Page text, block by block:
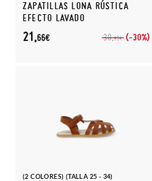
ZAPATILLAS LONA RÚSTICA
EFECTO LAVADO
30,95€ (-30%)
21,66€
(2 COLORES) (TALLA 25 - 34)